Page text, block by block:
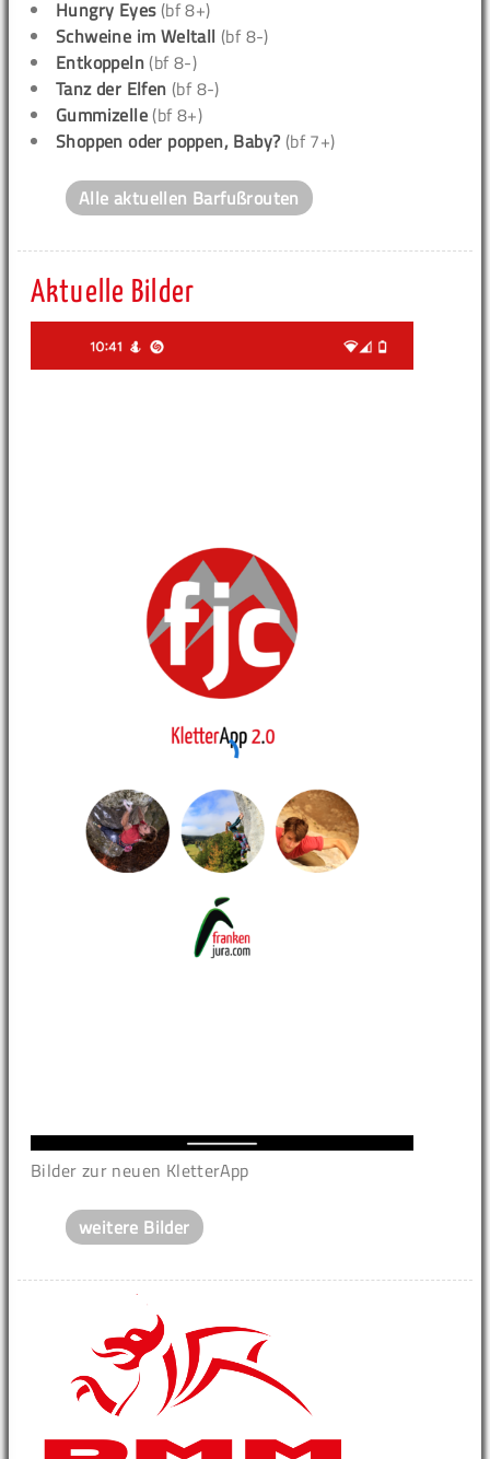
Hungry Eyes(bf 8+)
Schweine im Weltall (bf 8-)
Entkoppeln (bf 8-)
Tanz der Elfen (bf 8-)
Gummizelle (bf 8+)
Shoppen oder poppen, Baby? (bf 7+)
Alle aktuellen Barfußrouten
Aktuelle Bilder
Bilder zur neuen KletterApp
weitere Bilder